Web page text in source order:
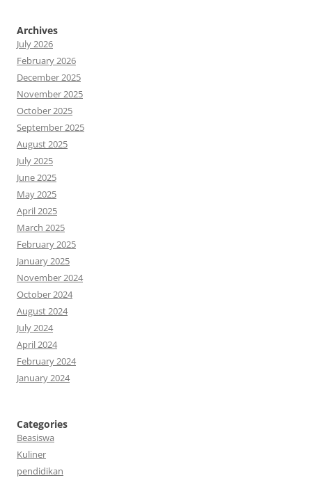
Archives
July 2026
February 2026
December 2025
November 2025
October 2025
September 2025
August 2025
July 2025
June 2025
May 2025
April 2025
March 2025
February 2025
January 2025
November 2024
October 2024
August 2024
July 2024
April 2024
February 2024
January 2024
Categories
Beasiswa
Kuliner
pendidikan